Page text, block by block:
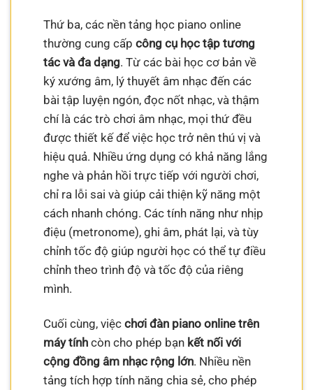
Thứ ba, các nền tảng học piano online
thường cung cấpcông cụ học tập tương
tác và đa dạng. Từ các bài học cơ bản về
ký xướng âm, lý thuyết âm nhạc đến các
bài tập luyện ngón, đọc nốt nhạc, và thậm
chí là các trò chơi âm nhạc, mọi thứ đều
được thiết kế để việc học trở nên thú vị và
hiệu quả. Nhiều ứng dụng có khả năng lắng
nghe và phản hồi trực tiếp với người chơi,
chỉ ra lỗi sai và giúp cải thiện kỹ năng một
cách nhanh chóng. Các tính năng như nhịp
điệu (metronome), ghi âm, phát lại, và tùy
chỉnh tốc độ giúp người học có thể tự điều
chỉnh theo trình độ và tốc độ của riêng
mình.
Cuối cùng, việcchơi đàn piano online trên
máy tính còn cho phép bạn kết nối với
cộng đồng âm nhạc rộng lớn. Nhiều nền
tảng tích hợp tính năng chia sẻ, cho phép